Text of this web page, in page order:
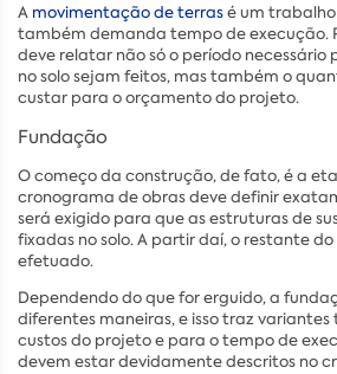
A movimentação de terrasé um
também demanda tempo de execução.
deve relatar não só o período necessário
no solo sejam feitos, mas também o
custar para o orçamento do projeto.
Fundação
O começo da construção, de fato, é a
cronograma de obras deve definir
será exigido para que as estruturas de
fixadas no solo. A partir daí, o restante
efetuado.
Dependendo do que for erguido, a
diferentes maneiras, e isso traz
custos do projeto e para o tempo de
devem estar devidamente descritos no